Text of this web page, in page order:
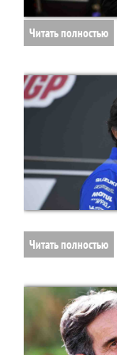
Читать полностью
Читать полностью